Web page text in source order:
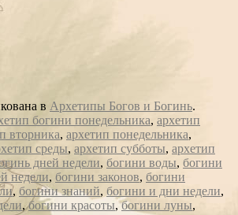
в Архетипы Богов и Богинь.
богини понедельника, архетип
вторника, архетип понедельника,
среды, архетип субботы, архетип
дней недели, богини воды, богини
недели, богини законов, богини
, богини знаний, богини и дни недели,
,богини красоты,богини луны,